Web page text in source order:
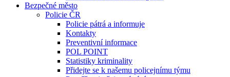
Bezpečné město
Policie ČR
Policie pátrá a informuje
Kontakty
Preventivní informace
POL POINT
Statistiky kriminality
Přidejte se k našemu policejnímu týmu